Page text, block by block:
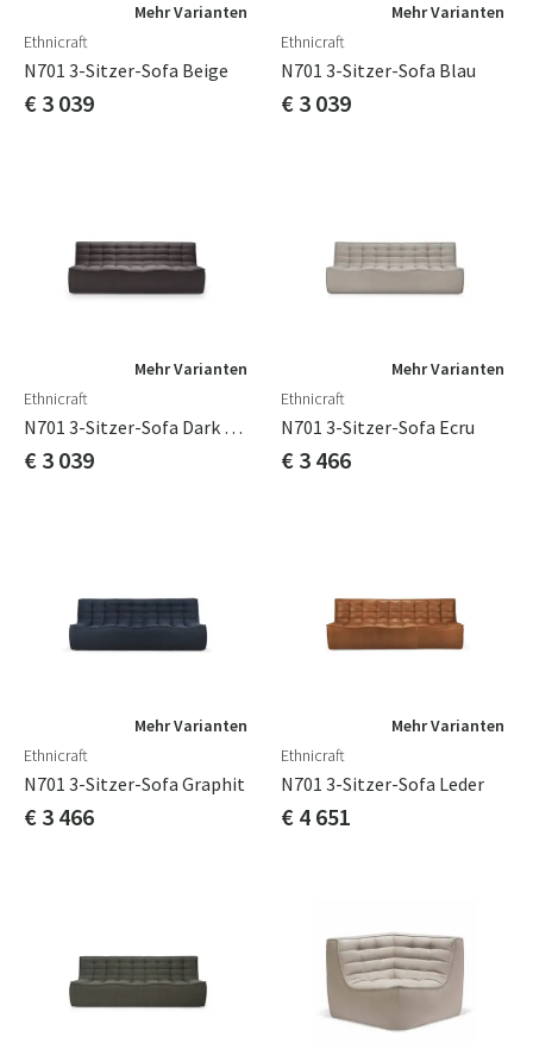
Mehr Varianten
Ethnicraft
N701 3-Sitzer-Sofa Beige
€ 3 039
Mehr Varianten
Ethnicraft
N701 3-Sitzer-Sofa Blau
€ 3 039
Mehr Varianten
Ethnicraft
N701 3-Sitzer-Sofa Dark Grey
€ 3 039
Mehr Varianten
Ethnicraft
N701 3-Sitzer-Sofa Ecru
€ 3 466
Mehr Varianten
Ethnicraft
N701 3-Sitzer-Sofa Graphit
€ 3 466
Mehr Varianten
Ethnicraft
N701 3-Sitzer-Sofa Leder
€ 4 651